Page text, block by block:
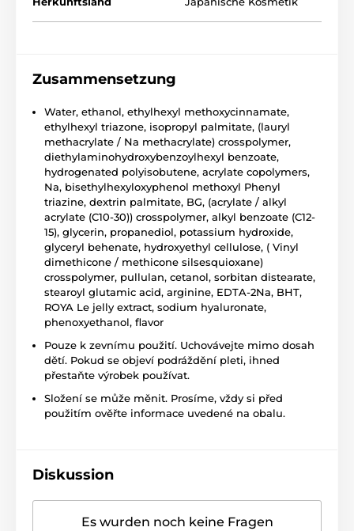
Zusammensetzung
Water, ethanol, ethylhexyl methoxycinnamate,
ethylhexyl triazone, isopropyl palmitate, (lauryl
methacrylate / Na methacrylate) crosspolymer,
diethylaminohydroxybenzoylhexyl benzoate,
hydrogenated polyisobutene, acrylate copolymers,
Na, bisethylhexyloxyphenol methoxyl Phenyl
triazine, dextrin palmitate, BG, (acrylate / alkyl
acrylate (C10-30)) crosspolymer, alkyl benzoate (C12-
15), glycerin, propanediol, potassium hydroxide,
glyceryl behenate, hydroxyethyl cellulose, ( Vinyl
dimethicone / methicone silsesquioxane)
crosspolymer, pullulan, cetanol, sorbitan distearate,
stearoyl glutamic acid, arginine, EDTA-2Na, BHT,
ROYA Le jelly extract, sodium hyaluronate,
phenoxyethanol, flavor
Pouze k zevnímu použití. Uchovávejte mimo dosah
dětí. Pokud se objeví podráždění pleti, ihned
přestaňte výrobek používat.
Složení se může měnit. Prosíme, vždy si před
použitím ověřte informace uvedené na obalu.
Diskussion
Es wurden noch keine Fragen